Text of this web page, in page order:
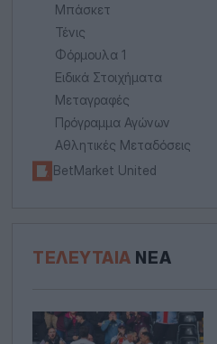
Μπάσκετ
Τένις
Φόρμουλα 1
Ειδικά Στοιχήματα
Μεταγραφές
Πρόγραμμα Αγώνων
Αθλητικές Μεταδόσεις
BetMarket United
ΤΕΛΕΥΤΑΊΑ ΝΈΑ